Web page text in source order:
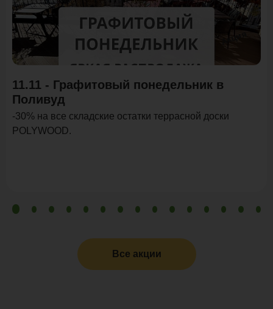
11.11 - Графитовый понедельник в
Поливуд
-30% на все складские остатки террасной доски
POLYWOOD.
Все акции